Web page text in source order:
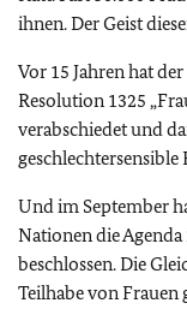
ihnen. Der Geist
Vor 15 Jahren hat
Resolution 1325
verabschiedet und
Und im September
Nationen die
beschlossen. Die
Teilhabe von Frauen